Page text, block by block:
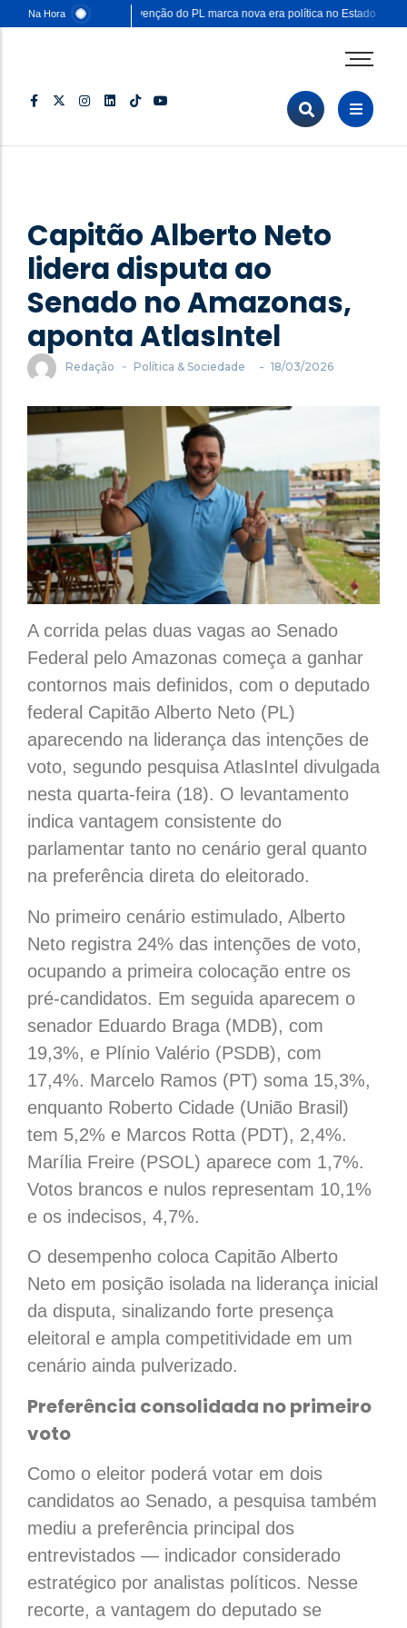
Na Hora Convenção do PL marca nova era política no Estado
Agenda Corporativa
Política & Sociedade
Sustentabilidade
Capitão Alberto Neto
lidera disputa ao
Senado no Amazonas,
aponta AtlasIntel
Redação - Política & Sociedade - 18/03/2026
A corrida pelas duas vagas ao Senado
Federal pelo Amazonas começa a ganhar
contornos mais definidos, com o deputado
federal Capitão Alberto Neto (PL)
aparecendo na liderança das intenções de
voto, segundo pesquisa AtlasIntel divulgada
nesta quarta-feira (18). O levantamento
indica vantagem consistente do
parlamentar tanto no cenário geral quanto
na preferência direta do eleitorado.
No primeiro cenário estimulado, Alberto
Neto registra 24% das intenções de voto,
ocupando a primeira colocação entre os
pré-candidatos. Em seguida aparecem o
senador Eduardo Braga (MDB), com
19,3%, e Plínio Valério (PSDB), com
17,4%. Marcelo Ramos (PT) soma 15,3%,
enquanto Roberto Cidade (União Brasil)
tem 5,2% e Marcos Rotta (PDT), 2,4%.
Marília Freire (PSOL) aparece com 1,7%.
Votos brancos e nulos representam 10,1%
e os indecisos, 4,7%.
O desempenho coloca Capitão Alberto
Neto em posição isolada na liderança inicial
da disputa, sinalizando forte presença
eleitoral e ampla competitividade em um
cenário ainda pulverizado.
Preferência consolidada no primeiro
voto
Como o eleitor poderá votar em dois
candidatos ao Senado, a pesquisa também
mediu a preferência principal dos
entrevistados — indicador considerado
estratégico por analistas políticos. Nesse
recorte, a vantagem do deputado se